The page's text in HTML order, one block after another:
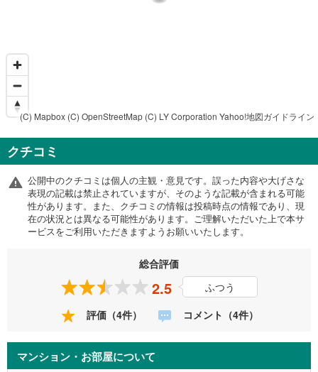
(C) Mapbox (C) OpenStreetMap (C) LY Corporation Yahoo!地図ガイドライン
クチコミ
公開中のクチコミは個人の主観・意見です。誤った内容や大げさな
表現の記載は禁止されていますが、そのような記載が含まれる可能
性があります。また、クチコミの情報は投稿時点の情報であり、現
在の状況とは異なる可能性があります。ご理解いただいた上で本サ
ービスをご利用いただきますようお願いいたします。
総合評価
2.5
ふつう
評価（4件）
コメント（4件）
マンション・お部屋について